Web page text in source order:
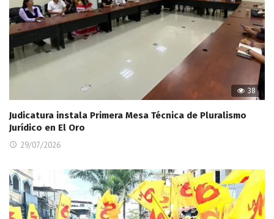
38
Judicatura instala Primera Mesa Técnica de Pluralismo
Jurídico en El Oro
29/07/2026